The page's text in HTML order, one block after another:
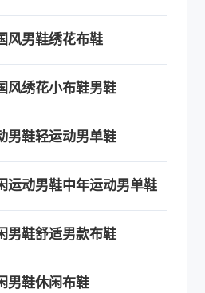
风男鞋绣花布鞋
风绣花小布鞋男鞋
男鞋轻运动男单鞋
运动男鞋中年运动男单鞋
男鞋舒适男款布鞋
男鞋休闲布鞋